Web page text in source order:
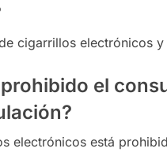
cigarrillos electrónicos
el
electrónicos está